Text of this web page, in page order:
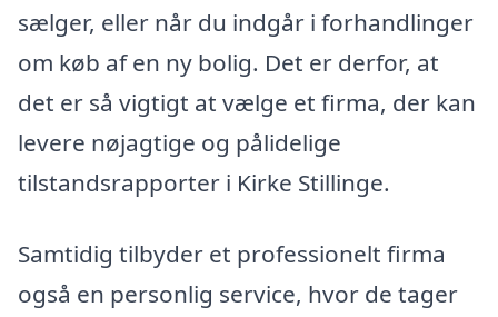
sælger, eller når du indgår i forhandlinger
om køb af en ny bolig. Det er derfor, at
det er så vigtigt at vælge et firma, der kan
levere nøjagtige og pålidelige
tilstandsrapporter i Kirke Stillinge.
Samtidig tilbyder et professionelt firma
også en personlig service, hvor de tager